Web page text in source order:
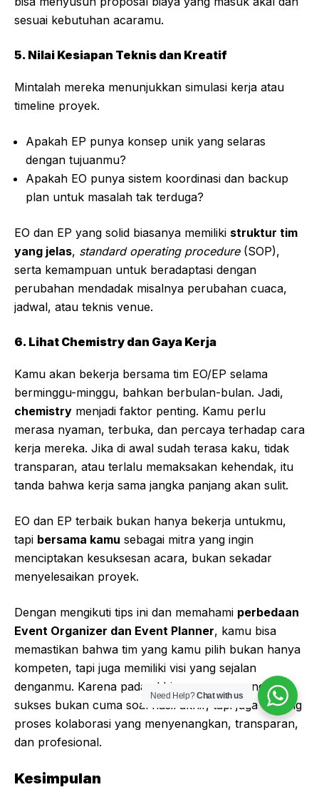
sesuai kebutuhan acaramu.
5. Nilai Kesiapan Teknis dan Kreatif
Mintalah mereka menunjukkan simulasi kerja atau
timeline proyek.
Apakah EP punya konsep unik yang selaras
dengan tujuanmu?
Apakah EO punya sistem koordinasi dan backup
plan untuk masalah tak terduga?
EO dan EP yang solid biasanya memiliki struktur tim
yang jelas, standard operating procedure(SOP),
serta kemampuan untuk beradaptasi dengan
perubahan mendadak misalnya perubahan cuaca,
jadwal, atau teknis venue.
6. Lihat Chemistry dan Gaya Kerja
Kamu akan bekerja bersama tim EO/EP selama
berminggu-minggu, bahkan berbulan-bulan. Jadi,
chemistry menjadi faktor penting. Kamu perlu
merasa nyaman, terbuka, dan percaya terhadap cara
kerja mereka. Jika di awal sudah terasa kaku, tidak
transparan, atau terlalu memaksakan kehendak, itu
tanda bahwa kerja sama jangka panjang akan sulit.
EO dan EP terbaik bukan hanya bekerja untukmu,
tapi bersama kamu sebagai mitra yang ingin
menciptakan kesuksesan acara, bukan sekadar
menyelesaikan proyek.
Dengan mengikuti tips ini dan memahami perbedaan
Event Organizer dan Event Planner, kamu bisa
memastikan bahwa tim yang kamu pilih bukan hanya
kompeten, tapi juga memiliki visi yang sejalan
denganmu. Karena pada akhirnya, acara yang
sukses bukan cuma soal hasil akhir, tapi juga tentang
proses kolaborasi yang menyenangkan, transparan,
dan profesional.
Kesimpulan
Need Help?Chat with us